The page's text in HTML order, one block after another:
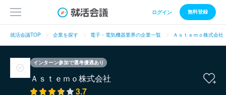
ログイン 無料登録
就活会議TOP 企業を探す 電子・電気機器業界の企業一覧 Ａｓｔｅｍｏ株式会社
インターン参加で選考優遇あり
Ａｓｔｅｍｏ株式会社
3.7